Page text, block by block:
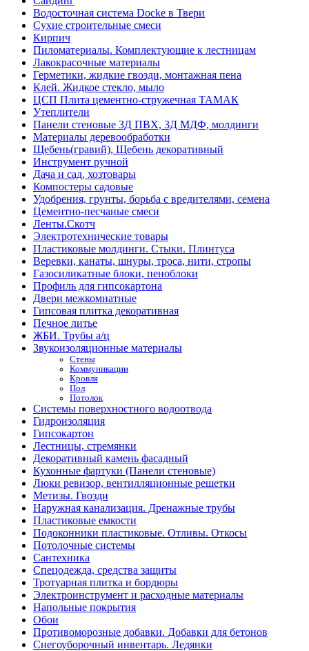
Водосточная система Docke в Твери
Сухие строительные смеси
Кирпич
Пиломатериалы. Комплектующие к лестницам
Лакокрасочные материалы
Герметики, жидкие гвозди, монтажная пена
Клей. Жидкое стекло, мыло
ЦСП Плита цементно-стружечная ТАМАК
Утеплители
Панели стеновые 3Д ПВХ, 3Д МДФ, молдинги
Материалы деревообработки
Щебень(гравий), Щебень декоративный
Инструмент ручной
Дача и сад, хозтовары
Компостеры садовые
Удобрения, грунты, борьба с вредителями, семена
Цементно-песчаные смеси
Ленты.Скотч
Электротехнические товары
Пластиковые молдинги. Стыки. Плинтуса
Веревки, канаты, шнуры, троса, нити, стропы
Газосиликатные блоки, пеноблоки
Профиль для гипсокартона
Двери межкомнатные
Гипсовая плитка декоративная
Печное литье
ЖБИ. Трубы а/ц
Звукоизоляционные материалы
Стены
Коммуникации
Кровля
Пол
Потолок
Системы поверхностного водоотвода
Гидроизоляция
Гипсокартон
Лестницы, стремянки
Декоративный камень фасадный
Кухонные фартуки (Панели стеновые)
Люки ревизор, вентилляционные решетки
Метизы. Гвозди
Наружная канализация. Дренажные трубы
Пластиковые емкости
Подоконники пластиковые. Отливы. Откосы
Потолочные системы
Сантехника
Спецодежда, средства защиты
Тротуарная плитка и бордюры
Электроинструмент и расходные материалы
Напольные покрытия
Обои
Противоморозные добавки. Добавки для бетонов
Снегоуборочный инвентарь. Ледянки